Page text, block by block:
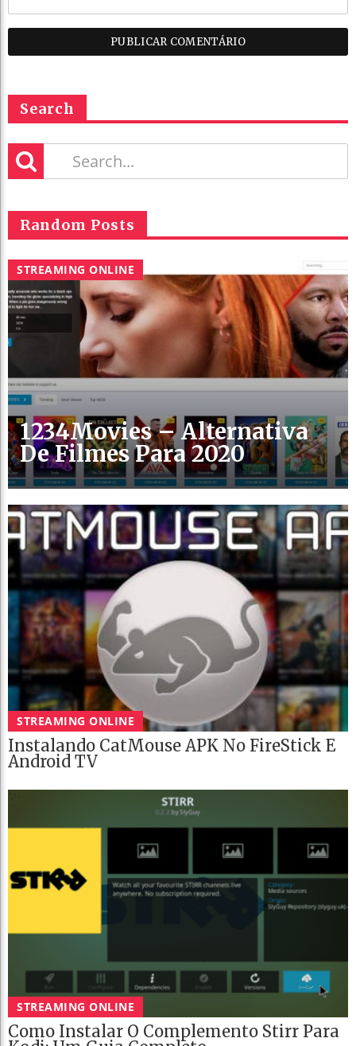
Search
Random Posts
STREAMING ONLINE
1234Movies – Alternativa
De Filmes Para 2020
STREAMING ONLINE
Instalando CatMouse APK No FireStick E
Android TV
STREAMING ONLINE
Como Instalar O Complemento Stirr Para